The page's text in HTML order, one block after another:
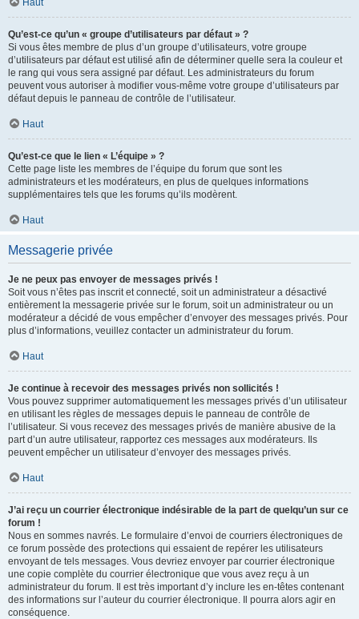
Haut
Qu’est-ce qu’un « groupe d’utilisateurs par défaut » ?
Si vous êtes membre de plus d’un groupe d’utilisateurs, votre groupe
d’utilisateurs par défaut est utilisé afin de déterminer quelle sera la couleur et
le rang qui vous sera assigné par défaut. Les administrateurs du forum
peuvent vous autoriser à modifier vous-même votre groupe d’utilisateurs par
défaut depuis le panneau de contrôle de l’utilisateur.
Haut
Qu’est-ce que le lien « L’équipe » ?
Cette page liste les membres de l’équipe du forum que sont les
administrateurs et les modérateurs, en plus de quelques informations
supplémentaires tels que les forums qu’ils modèrent.
Haut
Messagerie privée
Je ne peux pas envoyer de messages privés !
Soit vous n’êtes pas inscrit et connecté, soit un administrateur a désactivé
entièrement la messagerie privée sur le forum, soit un administrateur ou un
modérateur a décidé de vous empêcher d’envoyer des messages privés. Pour
plus d’informations, veuillez contacter un administrateur du forum.
Haut
Je continue à recevoir des messages privés non sollicités !
Vous pouvez supprimer automatiquement les messages privés d’un utilisateur
en utilisant les règles de messages depuis le panneau de contrôle de
l’utilisateur. Si vous recevez des messages privés de manière abusive de la
part d’un autre utilisateur, rapportez ces messages aux modérateurs. Ils
peuvent empêcher un utilisateur d’envoyer des messages privés.
Haut
J’ai reçu un courrier électronique indésirable de la part de quelqu’un sur ce
forum !
Nous en sommes navrés. Le formulaire d’envoi de courriers électroniques de
ce forum possède des protections qui essaient de repérer les utilisateurs
envoyant de tels messages. Vous devriez envoyer par courrier électronique
une copie complète du courrier électronique que vous avez reçu à un
administrateur du forum. Il est très important d’y inclure les en-têtes contenant
des informations sur l’auteur du courrier électronique. Il pourra alors agir en
conséquence.